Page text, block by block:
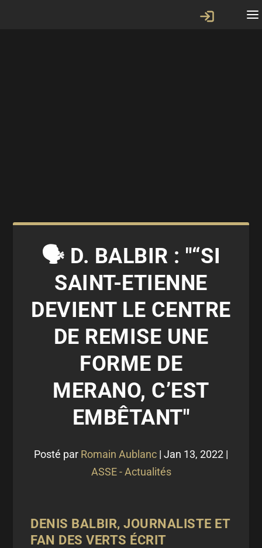
🗣 D. BALBIR : "“SI
SAINT-ETIENNE
DEVIENT LE CENTRE
DE REMISE UNE
FORME DE
MERANO, C’EST
EMBÊTANT"
Posté par Romain Aublanc | Jan 13, 2022 |
ASSE - Actualités
DENIS BALBIR, JOURNALISTE ET
FAN DES VERTS ÉCRIT